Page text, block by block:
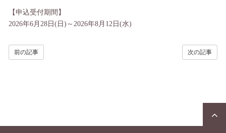
【申込受付期間】
2026年6月28日(日)～2026年8月12日(水)
次の記事
前の記事